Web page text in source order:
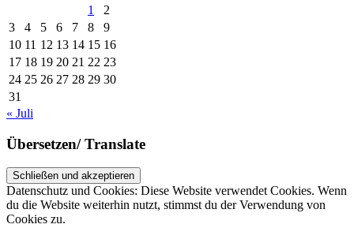
1
2
3
4 5 6 7 8
9
10 11 12 13 14 15 16
17 18 19 20 21 22 23
24 25 26 27 28 29 30
31
« Juli
Übersetzen/ Translate
Datenschutz und Cookies: Diese Website verwendet Cookies. Wenn
du die Website weiterhin nutzt, stimmst du der Verwendung von
Cookies zu.